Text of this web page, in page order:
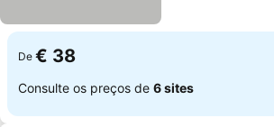
De € 38
Consulte os preços de 6 sites